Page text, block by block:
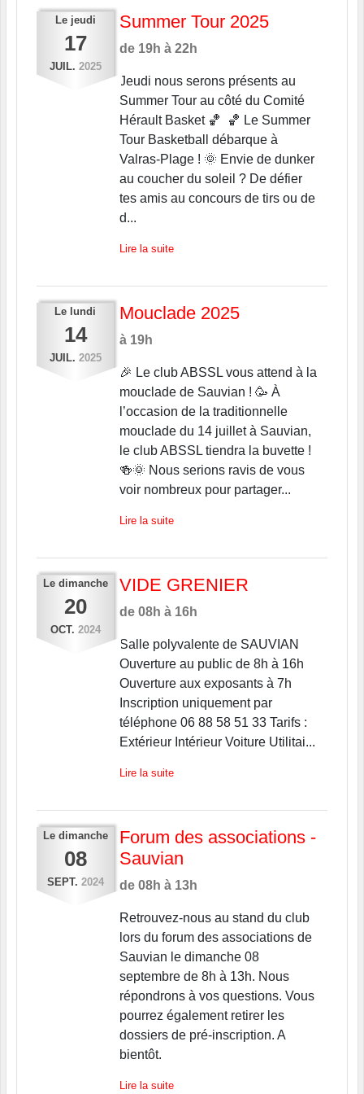
Le jeudi
17
JUIL. 2025
Summer Tour 2025
de 19h à 22h
Jeudi nous serons présents au
Summer Tour au côté du Comité
Hérault Basket 🏀 🏀 Le Summer
Tour Basketball débarque à
Valras-Plage ! 🌞 Envie de dunker
au coucher du soleil ? De défier
tes amis au concours de tirs ou de
d...
Lire la suite
Le lundi
14
JUIL. 2025
Mouclade 2025
à 19h
🎉 Le club ABSSL vous attend à la
mouclade de Sauvian ! 🥳 À
l’occasion de la traditionnelle
mouclade du 14 juillet à Sauvian,
le club ABSSL tiendra la buvette !
🍻🌞 Nous serions ravis de vous
voir nombreux pour partager...
Lire la suite
Le dimanche
20
OCT. 2024
VIDE GRENIER
de 08h à 16h
Salle polyvalente de SAUVIAN
Ouverture au public de 8h à 16h
Ouverture aux exposants à 7h
Inscription uniquement par
téléphone 06 88 58 51 33 Tarifs :
Extérieur Intérieur Voiture Utilitai...
Lire la suite
Le dimanche
08
SEPT. 2024
Forum des associations -
Sauvian
de 08h à 13h
Retrouvez-nous au stand du club
lors du forum des associations de
Sauvian le dimanche 08
septembre de 8h à 13h. Nous
répondrons à vos questions. Vous
pourrez également retirer les
dossiers de pré-inscription. A
bientôt.
Lire la suite